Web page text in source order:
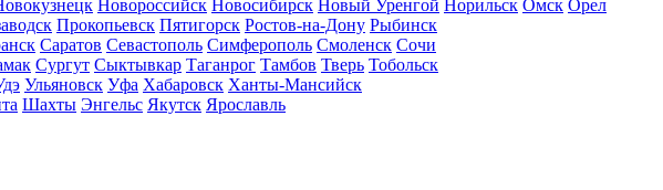
Новороссийск Новосибирск Новый Уренгой Норильск Омск Орел
Прокопьевск Пятигорск Ростов-на-Дону Рыбинск
Саратов Севастополь Симферополь Смоленск Сочи
Сургут Сыктывкар Таганрог Тамбов Тверь Тобольск
Ульяновск Уфа Хабаровск Ханты-Мансийск
Шахты Энгельс Якутск Ярославль